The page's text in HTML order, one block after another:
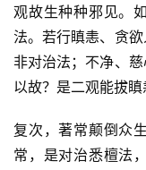
观故生种种邪见。
法。若行瞋恚、贪
非对治法；不净、
以故？是二观能拔瞋
复次，著常颠倒众
常，是对治悉檀法